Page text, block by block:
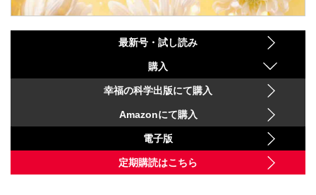
最新号・試し読み
購入
幸福の科学出版にて購入
Amazonにて購入
電子版
定期購読はこちら